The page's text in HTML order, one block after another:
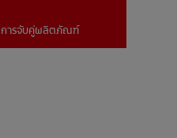
การจับคู่ผลิตภัณฑ์